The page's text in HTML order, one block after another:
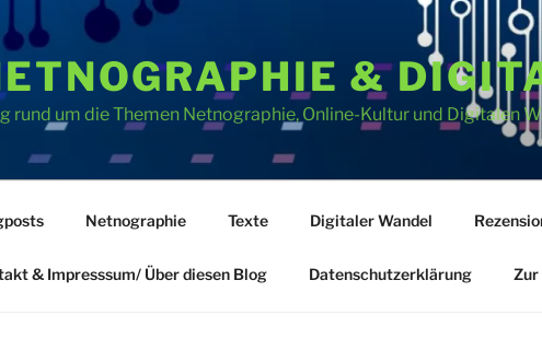
&
rund um die Themen Netnographie, Online-Kultur und Digitalen
Netnographie Texte Digitaler Wandel
& Impresssum/ Über diesen Blog Datenschutzerklärung Zur